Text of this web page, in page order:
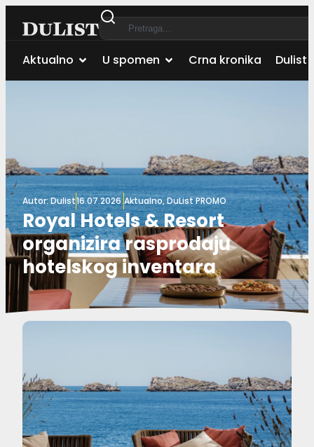
Aktualno U spomen Crna kronika Dulist
Autor:Dulist16.07.2026.Aktualno,DuList PROMO
Royal Hotels & Resort
organizira rasprodaju
hotelskog inventara